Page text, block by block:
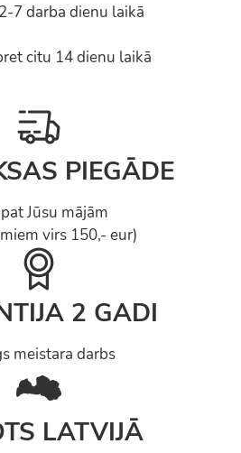
7 darba dienu laikā
citu 14 dienu laikā
PIEGĀDE
Jūsu mājām
virs 150,- eur)
2 GADI
meistara darbs
LATVIJĀ